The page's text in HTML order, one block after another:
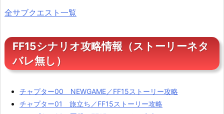
全サブクエスト一覧
FF15シナリオ攻略情報（ストーリーネタ
バレ無し）
チャプター00 NEWGAME／FF15ストーリー攻略
チャプター01 旅立ち／FF15ストーリー攻略